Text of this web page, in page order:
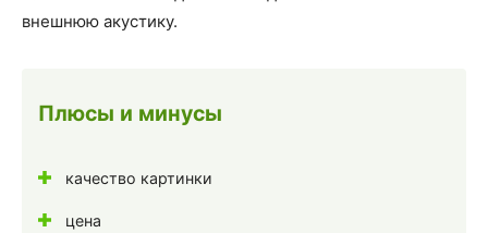
внешнюю акустику.
Плюсы и минусы
качество картинки
цена